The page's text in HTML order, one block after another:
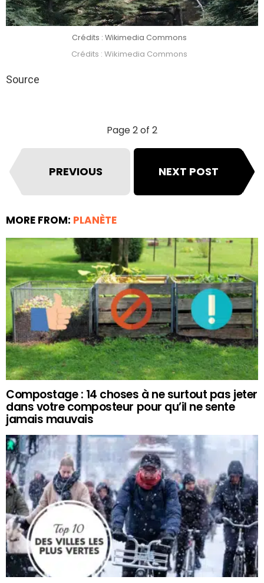
Crédits : Wikimedia Commons
Crédits : Wikimedia Commons
Source
Page 2 of 2
PREVIOUS NEXT POST
MORE FROM: PLANÈTE
Compostage : 14 choses à ne surtout pas jeter
dans votre composteur pour qu’il ne sente
jamais mauvais